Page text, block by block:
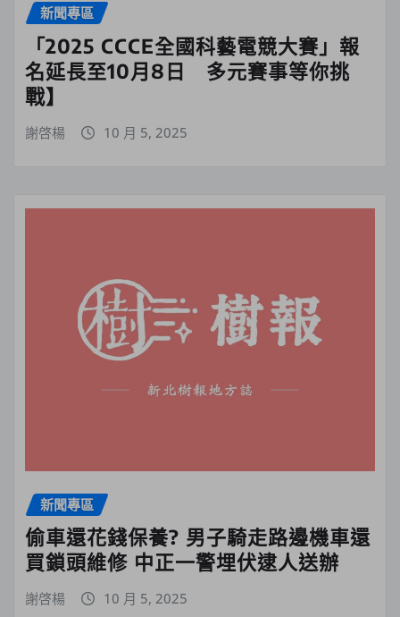
新聞專區
「2025 CCCE全國科藝電競大賽」報
名延長至10月8日 多元賽事等你挑
戰】
謝啓楊 10 月 5, 2025
新聞專區
偷車還花錢保養? 男子騎走路邊機車還
買鎖頭維修 中正一警埋伏逮人送辦
謝啓楊 10 月 5, 2025